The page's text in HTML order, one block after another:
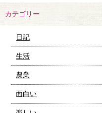
カテゴリー
日記
生活
農業
面白い